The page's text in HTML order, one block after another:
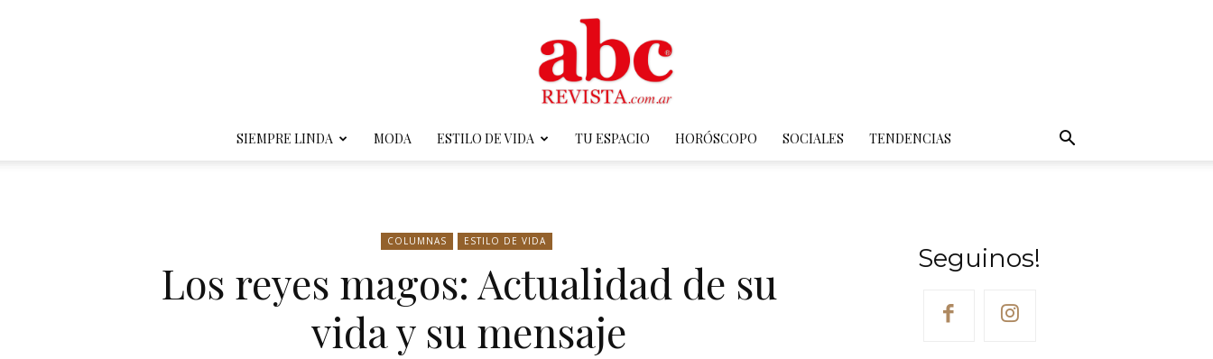
Revista
SIEMPRE LINDA MODA ESTILO DE VIDA TU ESPACIO HORÓSCOPO SOCIALES TENDENCIAS
COLUMNAS ESTILO DE VIDA
Los reyes magos: Actualidad de su
vida y su mensaje
Seguinos!